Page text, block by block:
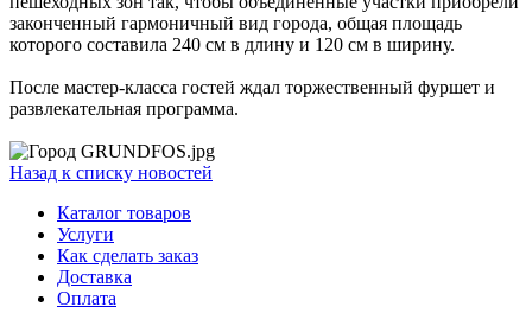
законченный гармоничный вид города, общая площадь
которого составила 240 см в длину и 120 см в ширину.
После мастер-класса гостей ждал торжественный фуршет и
развлекательная программа.
Назад к списку новостей
Каталог товаров
Услуги
Как сделать заказ
Доставка
Оплата